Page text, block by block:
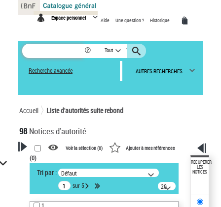
Espace personnel Aide Une question ? Historique
Tout
Recherche avancée AUTRES RECHERCHES
Accueil Liste d'autorités suite rebond
98Notices d'autorité
VOTRE RECHERCHE
Œuvres liées à l'auteur :
Burty, Marc (1827-1903)
Sauvegarder votre recherche
Voir la sélection (0) Ajouter à mes références
(0)
Tri par : Défaut
sur 5
20
résultats/page
RÉCUPÉRER
LES
NOTICES
Panneau de gestion des cookies